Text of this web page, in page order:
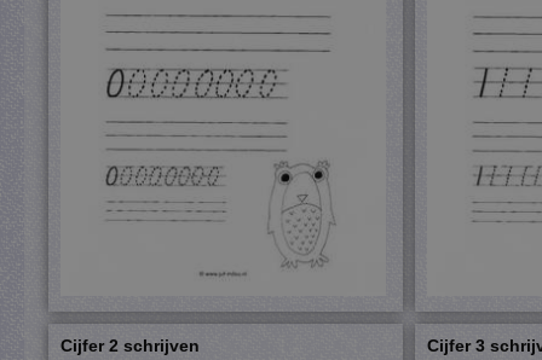
Cijfer 2 schrijven Cijfer 3